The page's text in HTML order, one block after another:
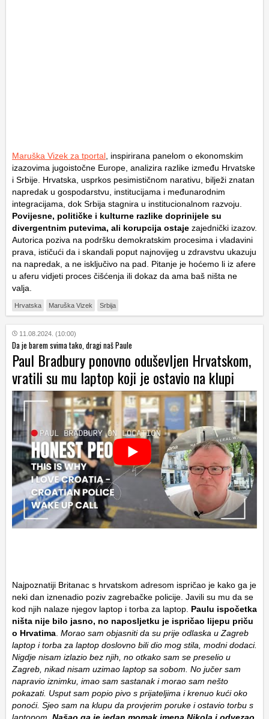
Maruška Vizek za tportal , inspirirana panelom o ekonomskim
izazovima jugoistočne Europe, analizira razlike između Hrvatske
i Srbije. Hrvatska, usprkos pesimističnom narativu, bilježi znatan
napredak u gospodarstvu, institucijama i međunarodnim
integracijama, dok Srbija stagnira u institucionalnom razvoju.
Povijesne, političke i kulturne razlike doprinijele su
divergentnim putevima, ali korupcija ostaje zajednički izazov.
Autorica poziva na podršku demokratskim procesima i vladavini
prava, ističući da i skandali poput najnovijeg u zdravstvu ukazuju
na napredak, a ne isključivo na pad. Pitanje je hoćemo li iz afere
u aferu vidjeti proces čišćenja ili dokaz da ama baš ništa ne
valja.
Hrvatska Maruška Vizek Srbija
11.08.2024. (10:00)
Da je barem svima tako, dragi naš Paule
Paul Bradbury ponovno oduševljen Hrvatskom,
vratili su mu laptop koji je ostavio na klupi
Najpoznatiji Britanac s hrvatskom adresom ispričao je kako ga je
neki dan iznenadio poziv zagrebačke policije. Javili su mu da se
kod njih nalaze njegov laptop i torba za laptop. Paulu ispočetka
ništa nije bilo jasno, no naposljetku je ispričao lijepu priču
o Hrvatima Morao sam objasniti da su prije odlaska u Zagreb
laptop i torba za laptop doslovno bili dio mog stila, modni dodaci.
Nigdje nisam izlazio bez njih, no otkako sam se preselio u
Zagreb, nikad nisam uzimao laptop sa sobom. No jučer sam
napravio iznimku, imao sam sastanak i morao sam nešto
pokazati. Usput sam popio pivo s prijateljima i krenuo kući oko
ponoći. Sjeo sam na klupu da provjerim poruke i ostavio torbu s